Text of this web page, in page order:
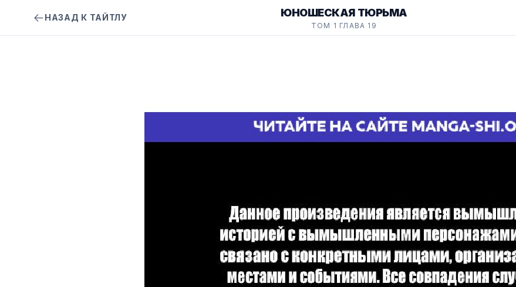
НАЗАД К ТАЙТЛУ ЮНОШЕСКАЯ ТЮРЬМА
ТОМ 1 ГЛАВА 19